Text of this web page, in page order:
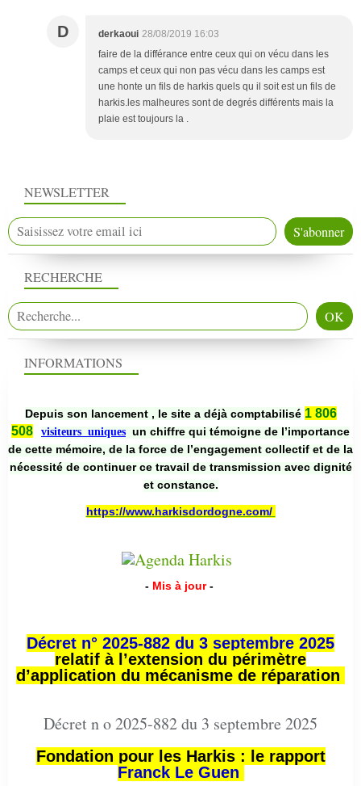
D derkaoui 28/08/2019 16:03
faire de la différance entre ceux qui on vécu dans les
camps et ceux qui non pas vécu dans les camps est
une honte un fils de harkis quels qu il soit est un fils de
harkis.les malheures sont de degrés différents mais la
plaie est toujours la .
NEWSLETTER
RECHERCHE
INFORMATIONS
Depuis son lancement , le site a déjà comptabilisé 1 806
508
visiteurs uniques un chiffre qui témoigne de l’importance
de cette mémoire, de la force de l’engagement collectif et de la
nécessité de continuer ce travail de transmission avec dignité
et constance.
https://www.harkisdordogne.com/
- Mis à jour -
Décret n° 2025-882 du 3 septembre 2025
relatif à l’extension du périmètre
d’application du mécanisme de réparation
Décret n o 2025-882 du 3 septembre 2025
Fondation pour les Harkis : le rapport
Franck Le Guen